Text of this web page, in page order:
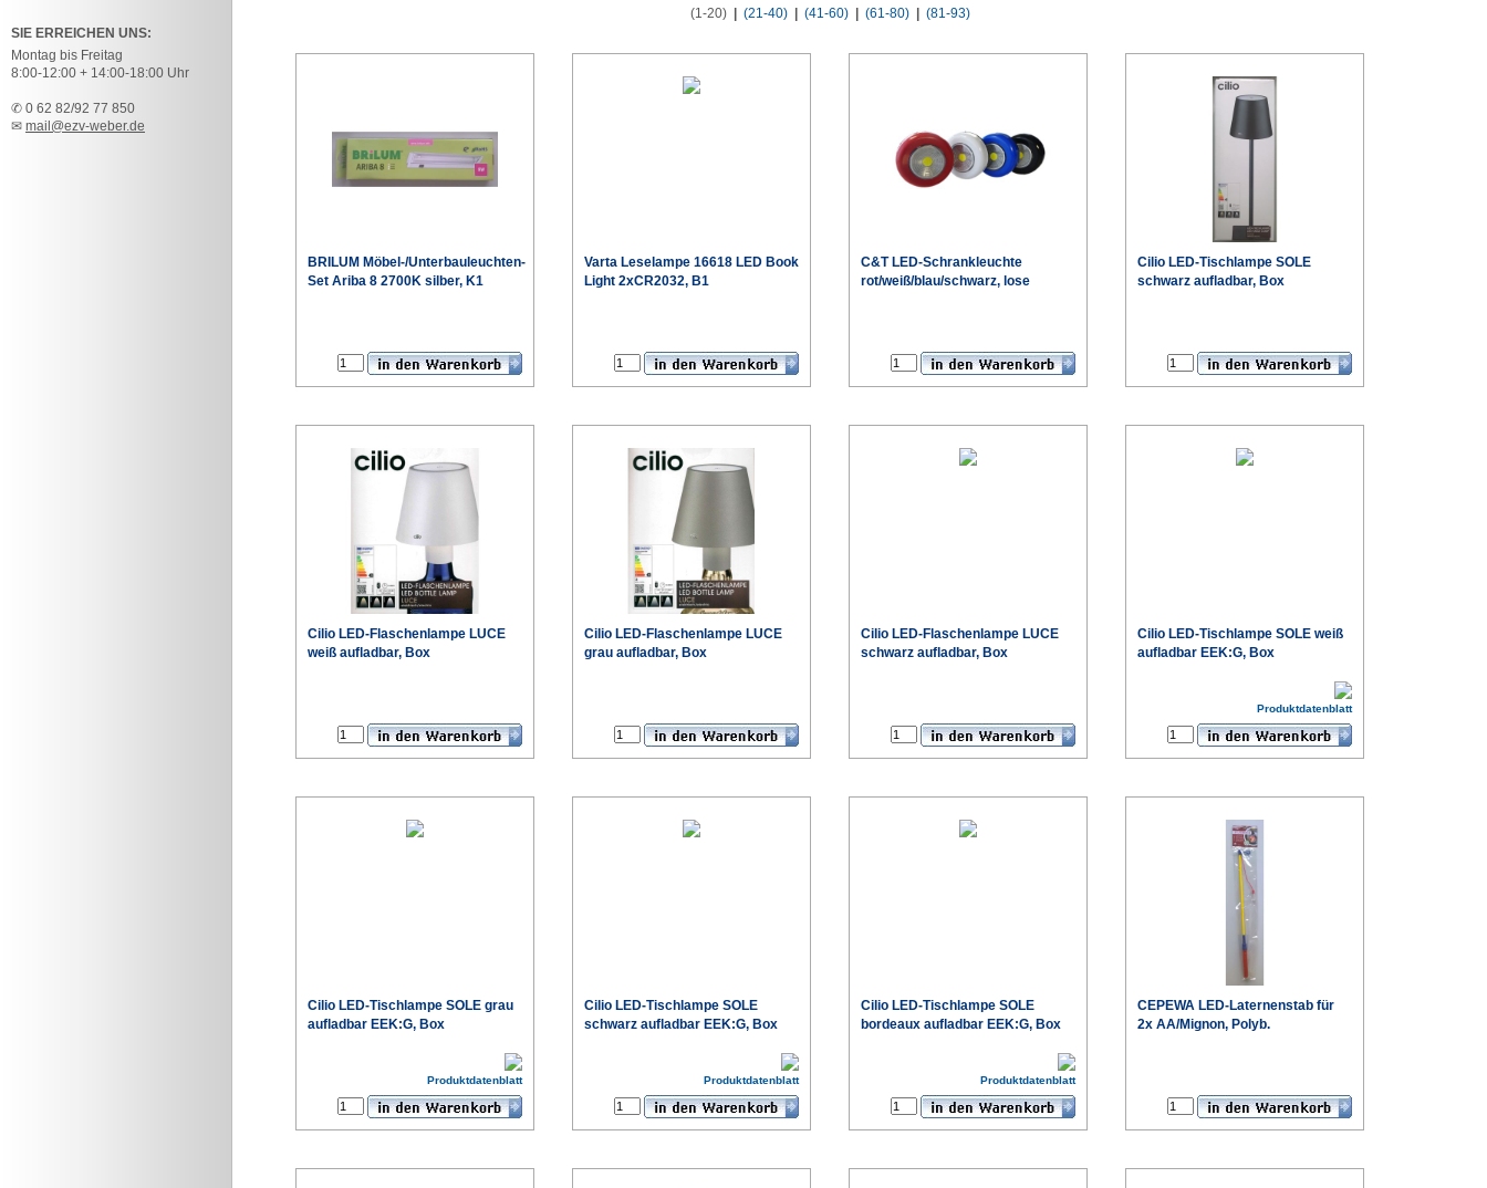
SIE ERREICHEN UNS:
Montag bis Freitag
8:00-12:00 + 14:00-18:00 Uhr
✆ 0 62 82/92 77 850
✉ mail@ezv-weber.de
(1-20) (21-40) (41-60) (61-80) (81-93)
BRILUM Möbel-/Unterbauleuchten-
Set Ariba 8 2700K silber, K1
Varta Leselampe 16618 LED Book
Light 2xCR2032, B1
C&T LED-Schrankleuchte
rot/weiß/blau/schwarz, lose
Cilio LED-Tischlampe SOLE
schwarz aufladbar, Box
Cilio LED-Flaschenlampe LUCE
weiß aufladbar, Box
Cilio LED-Flaschenlampe LUCE
grau aufladbar, Box
Cilio LED-Flaschenlampe LUCE
schwarz aufladbar, Box
Cilio LED-Tischlampe SOLE weiß
aufladbar EEK:G, Box
Produktdatenblatt
Cilio LED-Tischlampe SOLE grau
aufladbar EEK:G, Box
Produktdatenblatt
Cilio LED-Tischlampe SOLE
schwarz aufladbar EEK:G, Box
Produktdatenblatt
Cilio LED-Tischlampe SOLE
bordeaux aufladbar EEK:G, Box
Produktdatenblatt
CEPEWA LED-Laternenstab für
2x AA/Mignon, Polyb.